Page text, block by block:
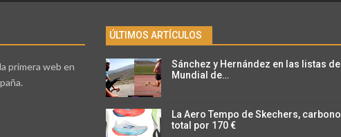
primera web en
ÚLTIMOS ARTÍCULOS
Sánchez y Hernández en las listas del
Mundial de…
La Aero Tempo de Skechers, carbono
total por 170 €